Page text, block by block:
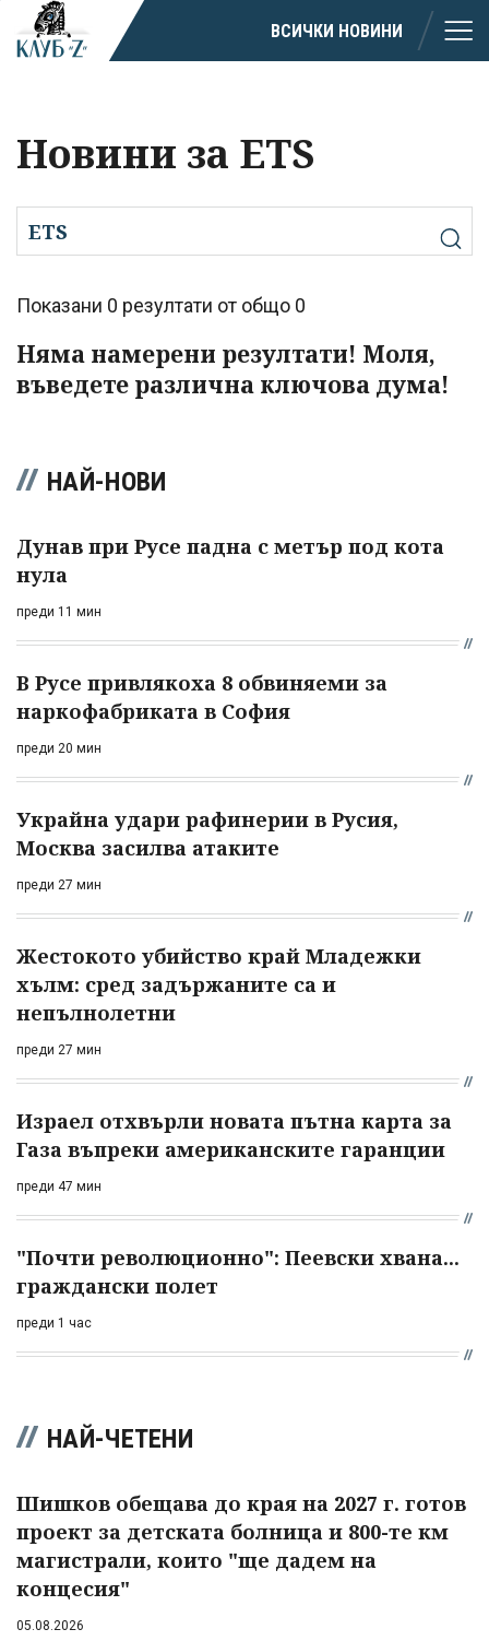
ВСИЧКИ НОВИНИ
Новини за ETS
Показани 0 резултати от общо 0
Няма намерени резултати! Моля,
въведете различна ключова дума!
НАЙ-НОВИ
Дунав при Русе падна с метър под кота
нула
преди 11 мин
В Русе привлякоха 8 обвиняеми за
наркофабриката в София
преди 20 мин
Украйна удари рафинерии в Русия,
Москва засилва атаките
преди 27 мин
Жестокото убийство край Младежки
хълм: сред задържаните са и
непълнолетни
преди 27 мин
Израел отхвърли новата пътна карта за
Газа въпреки американските гаранции
преди 47 мин
"Почти революционно": Пеевски хвана...
граждански полет
преди 1 час
НАЙ-ЧЕТЕНИ
Шишков обещава до края на 2027 г. готов
проект за детската болница и 800-те км
магистрали, които "ще дадем на
концесия"
05.08.2026